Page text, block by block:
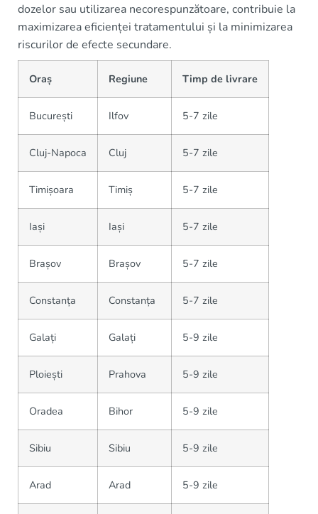
dozelor sau utilizarea necorespunzătoare, contribuie la
maximizarea eficienței tratamentului și la minimizarea
riscurilor de efecte secundare.
Oraș Regiune Timp de livrare
București Ilfov 5-7 zile
Cluj-Napoca Cluj 5-7 zile
Timișoara Timiș 5-7 zile
Iași Iași 5-7 zile
Brașov Brașov 5-7 zile
Constanța Constanța 5-7 zile
Galați Galați 5-9 zile
Ploiești Prahova 5-9 zile
Oradea Bihor 5-9 zile
Sibiu Sibiu 5-9 zile
Arad Arad 5-9 zile